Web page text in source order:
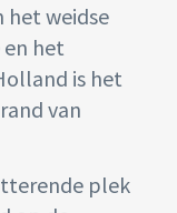
het weidse
en het
is het
van
plek